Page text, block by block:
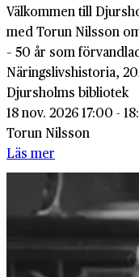
Välkommen till
med Torun Nilsson
– 50 år som
Näringslivshistoria,
Djursholms bibliotek
18 nov. 2026 17:00 -
Torun Nilsson
Läs mer